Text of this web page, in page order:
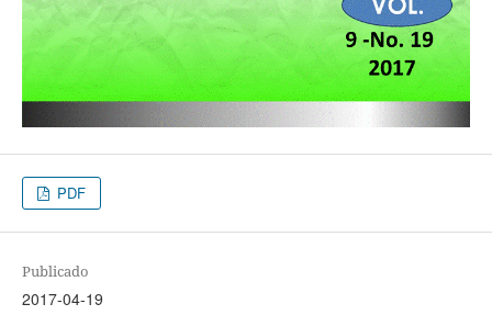
PDF
Publicado
2017-04-19